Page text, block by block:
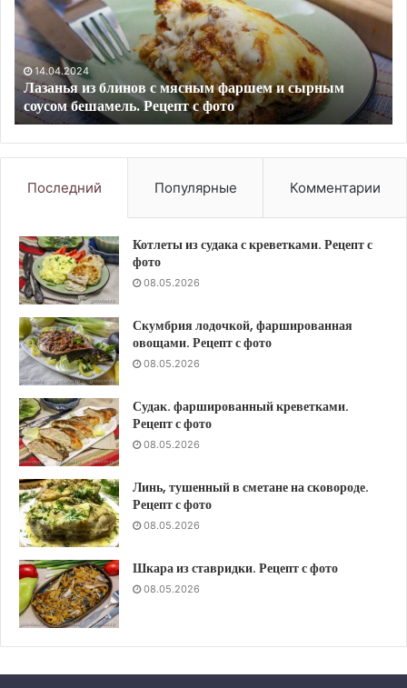
мясным
фаршем
и
сырным
соусом
бешамель.
Рецепт
с
фото
14.04.2024
Лазанья из блинов с мясным фаршем и сырным
соусом бешамель. Рецепт с фото
и
с
Последний Популярные Комментарии
Котлеты из судака с креветками. Рецепт с
фото
08.05.2026
Скумбрия лодочкой, фаршированная
овощами. Рецепт с фото
08.05.2026
Судак. фаршированный креветками.
Рецепт с фото
08.05.2026
Линь, тушенный в сметане на сковороде.
Рецепт с фото
08.05.2026
Шкара из ставридки. Рецепт с фото
08.05.2026